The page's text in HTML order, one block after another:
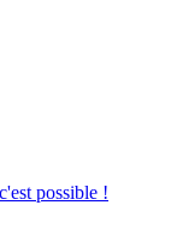
possible !